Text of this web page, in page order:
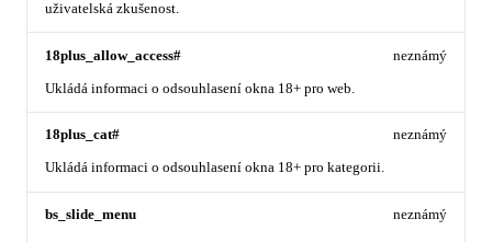
uživatelská zkušenost.
18plus_allow_access#
Ukládá informaci o odsouhlasení okna 18+ pro web.
neznámý
18plus_cat#
Ukládá informaci o odsouhlasení okna 18+ pro kategorii.
neznámý
bs_slide_menu neznámý